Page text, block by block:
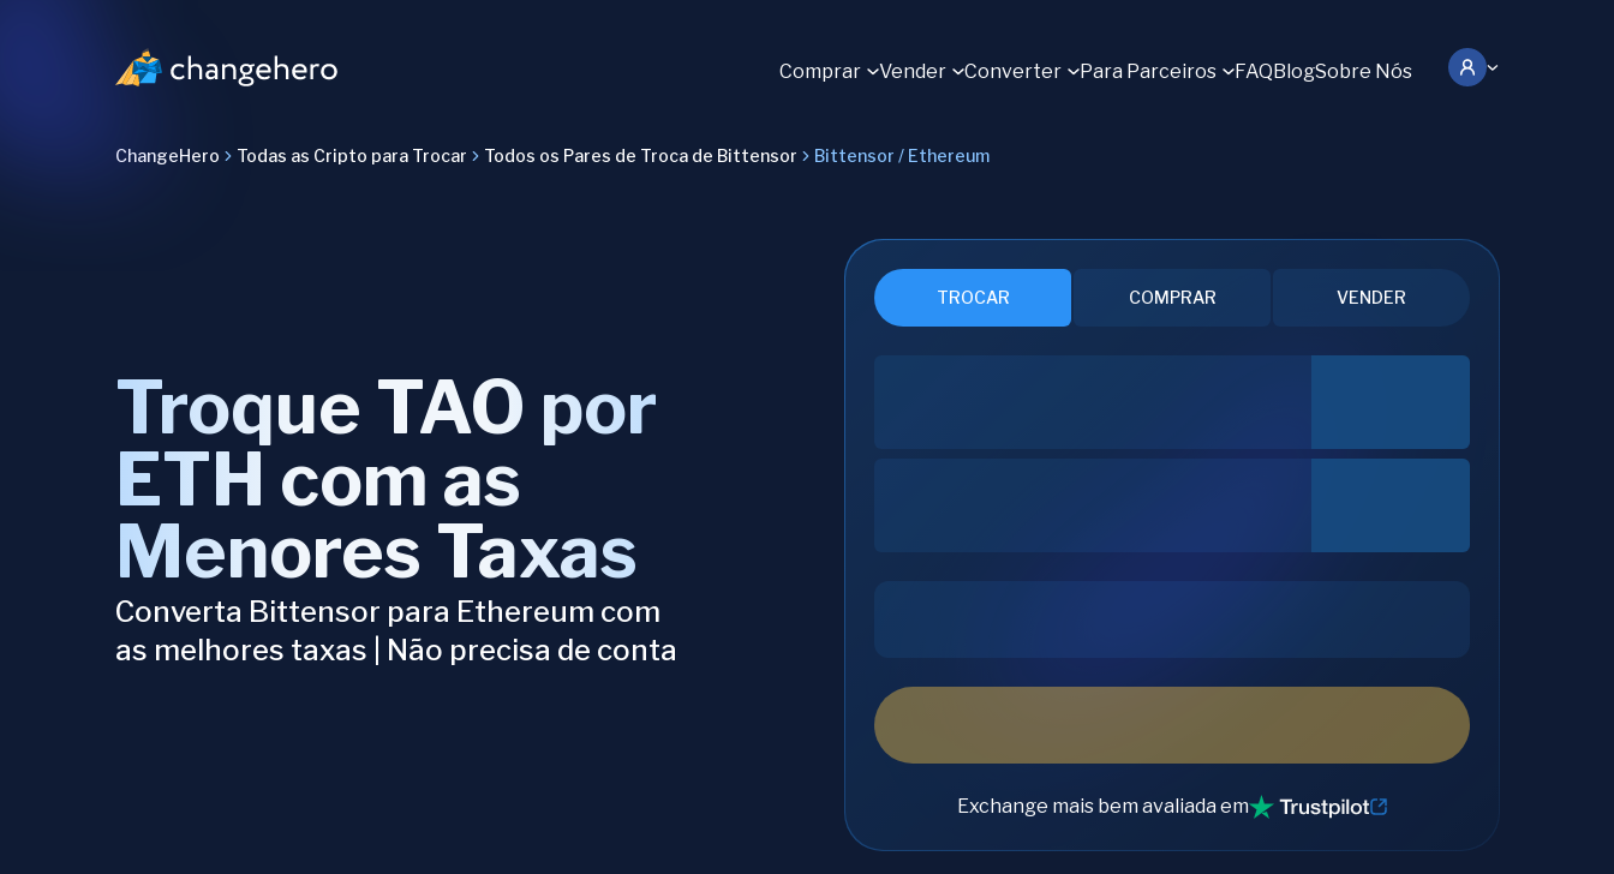
Comprar Vender Converter Para Parceiros FAQBlogSobre Nós
ChangeHero Todas as Cripto para Trocar Todos os Pares de Troca de Bittensor Bittensor / Ethereum
Troque TAO por
ETH com as
Menores Taxas
Converta Bittensor para Ethereum com
as melhores taxas | Não precisa de conta
TROCAR COMPRAR VENDER
Exchange mais bem avaliada em